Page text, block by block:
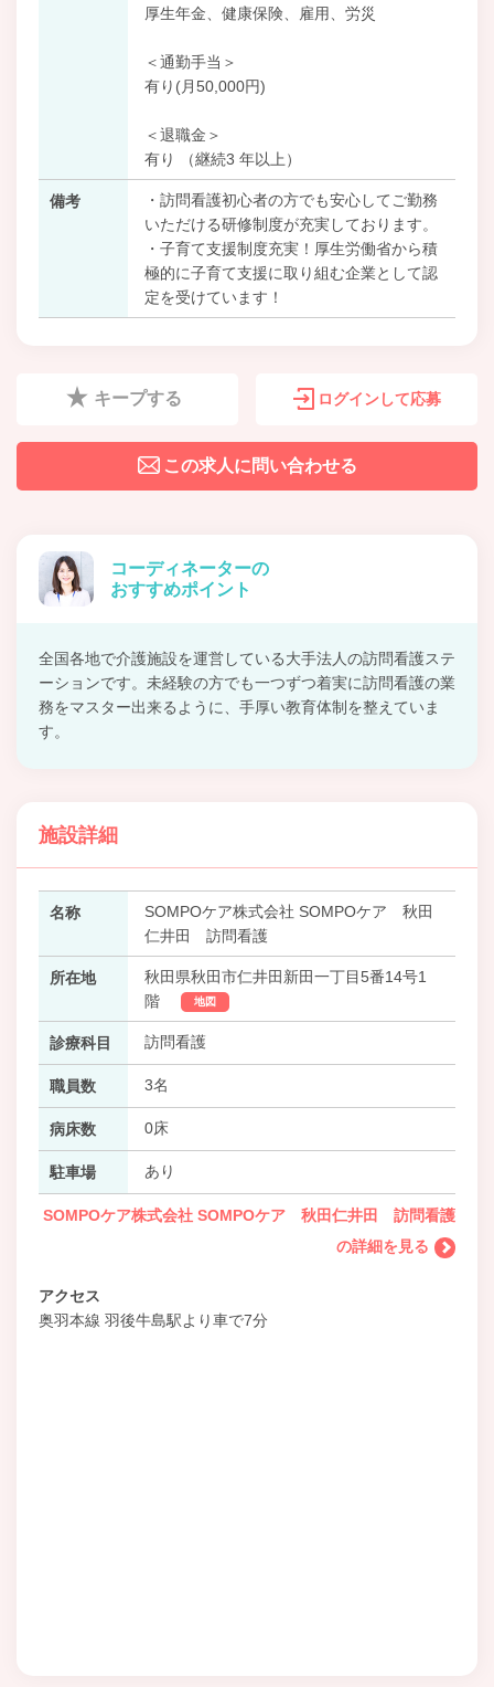
厚生年金、健康保険、雇用、労災
＜通勤手当＞
有り(月50,000円)
＜退職金＞
有り （継続3 年以上）
備考
・訪問看護初心者の方でも安心してご勤務
いただける研修制度が充実しております。
・子育て支援制度充実！厚生労働省から積
極的に子育て支援に取り組む企業として認
定を受けています！
キープする ログインして応募
この求人に問い合わせる
コーディネーターの
おすすめポイント
全国各地で介護施設を運営している大手法人の訪問看護ステ
ーションです。未経験の方でも一つずつ着実に訪問看護の業
務をマスター出来るように、手厚い教育体制を整えていま
す。
施設詳細
名称
SOMPOケア株式会社 SOMPOケア 秋田
仁井田 訪問看護
所在地
秋田県秋田市仁井田新田一丁目5番14号1
階
地図
診療科目 訪問看護
職員数 3名
病床数 0床
駐車場 あり
SOMPOケア株式会社 SOMPOケア 秋田仁井田 訪問看護
の詳細を見る
アクセス
奥羽本線 羽後牛島駅より車で7分